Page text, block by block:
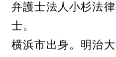
弁護士法人小杉法
士。
横浜市出身。明治